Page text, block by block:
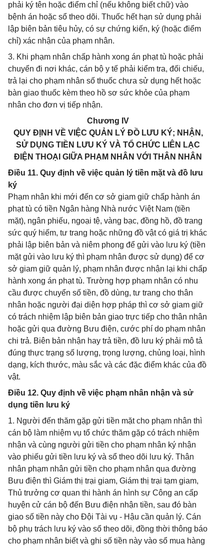
phải ký tên hoặc điểm chỉ (nếu không biết chữ) vào
bệnh án hoặc sổ theo dõi. Thuốc hết hạn sử dụng phải
lập biên bản tiêu hủy, có sự chứng kiến, ký (hoặc điểm
chỉ) xác nhận của phạm nhân.
3. Khi phạm nhân chấp hành xong án phạt tù hoặc phải
chuyển đi nơi khác, cán bộ y tế phải kiểm tra, đối chiếu,
trả lại cho phạm nhân số thuốc chưa sử dụng hết hoặc
bàn giao thuốc kèm theo hồ sơ sức khỏe của phạm
nhân cho đơn vị tiếp nhận.
Chương IV
QUY ĐỊNH VỀ VIỆC QUẢN LÝ ĐỒ LƯU KÝ; NHẬN,
SỬ DỤNG TIỀN LƯU KÝ VÀ TỔ CHỨC LIÊN LẠC
ĐIỆN THOẠI GIỮA PHẠM NHÂN VỚI THÂN NHÂN
Điều 11. Quy định về việc quản lý tiền mặt và đồ lưu
ký
Phạm nhân khi mới đến cơ sở giam giữ chấp hành án
phạt tù có tiền Ngân hàng Nhà nước Việt Nam (tiền
mặt), ngân phiếu, ngoại tệ, vàng bạc, đồng hồ, đồ trang
sức quý hiếm, tư trang hoặc những đồ vật có giá trị khác
phải lập biên bản và niêm phong để gửi vào lưu ký (tiền
mặt gửi vào lưu ký thì phạm nhân được sử dụng) để cơ
sở giam giữ quản lý, phạm nhân được nhận lại khi chấp
hành xong án phạt tù. Trường hợp phạm nhân có nhu
cầu được chuyển số tiền, đồ dùng, tư trang cho thân
nhân hoặc người đại diện hợp pháp thì cơ sở giam giữ
có trách nhiệm lập biên bản giao trực tiếp cho thân nhân
hoặc gửi qua đường Bưu điện, cước phí do phạm nhân
chi trả. Biên bản nhận hay trả tiền, đồ lưu ký phải mô tả
đúng thực trạng số lượng, trọng lượng, chủng loại, hình
dạng, kích thước, màu sắc và các đặc điểm khác của đồ
vật.
Điều 12. Quy định về việc phạm nhân nhận và sử
dụng tiền lưu ký
1. Người đến thăm gặp gửi tiền mặt cho phạm nhân thì
cán bộ làm nhiệm vụ tổ chức thăm gặp có trách nhiệm
nhận và cùng người gửi tiền cho phạm nhân ký nhận
vào phiếu gửi tiền lưu ký và sổ theo dõi lưu ký. Thân
nhân phạm nhân gửi tiền cho phạm nhân qua đường
Bưu điện thì Giám thị trại giam, Giám thị trại tạm giam,
Thủ trưởng cơ quan thi hành án hình sự Công an cấp
huyện cử cán bộ đến Bưu điện nhận tiền, sau đó bàn
giao số tiền này cho Đội Tài vụ - Hậu cần quản lý. Cán
bộ phụ trách lưu ký vào sổ theo dõi, đồng thời thông báo
cho phạm nhân biết và ghi số tiền này vào sổ mua hàng